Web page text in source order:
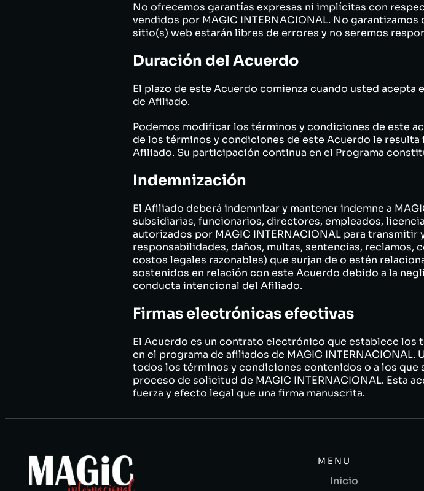
No ofrecemos garantías expresas ni implícitas con
vendidos por MAGIC INTERNACIONAL. No
sitio(s) web estarán libres de errores y no seremos
Duración del Acuerdo
El plazo de este Acuerdo comienza cuando usted acepta
de Afiliado.
Podemos modificar los términos y condiciones de este
de los términos y condiciones de este Acuerdo le
Afiliado. Su participación continua en el Programa
Indemnización
El Afiliado deberá indemnizar y mantener indemne a
subsidiarias, funcionarios, directores, empleados,
autorizados por MAGIC INTERNACIONAL para
responsabilidades, daños, multas, sentencias,
costos legales razonables) que surjan de o estén
sostenidos en relación con este Acuerdo debido a la
conducta intencional del Afiliado.
Firmas electrónicas efectivas
El Acuerdo es un contrato electrónico que establece
en el programa de afiliados de MAGIC
todos los términos y condiciones contenidos o a los que
proceso de solicitud de MAGIC INTERNACIONAL. Esta
fuerza y efecto legal que una firma manuscrita.
MENU
Inicio